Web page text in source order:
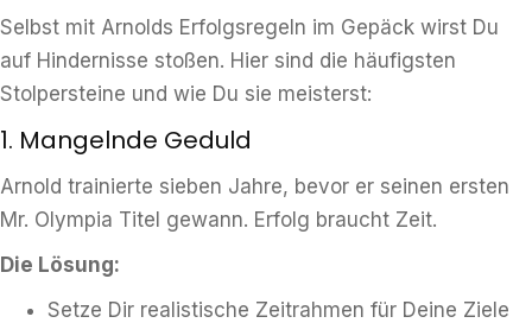
Selbst mit Arnolds Erfolgsregeln im Gepäck wirst Du
auf Hindernisse stoßen. Hier sind die häufigsten
Stolpersteine und wie Du sie meisterst:
1. Mangelnde Geduld
Arnold trainierte sieben Jahre, bevor er seinen ersten
Mr. Olympia Titel gewann. Erfolg braucht Zeit.
Die Lösung:
Setze Dir realistische Zeitrahmen für Deine Ziele